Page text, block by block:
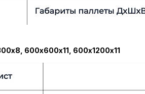
600х600х11, 600х1200х11